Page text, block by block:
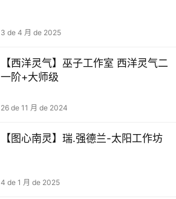
3 de 4 月 de 2025
【‮洋西‬灵气】巫子‮作工‬室 西洋灵气‮二
一‬阶+大师级
26 de 11 月 de 2024
【图心南‬灵】瑞.强德兰-太阳工作坊
4 de 1 月 de 2025